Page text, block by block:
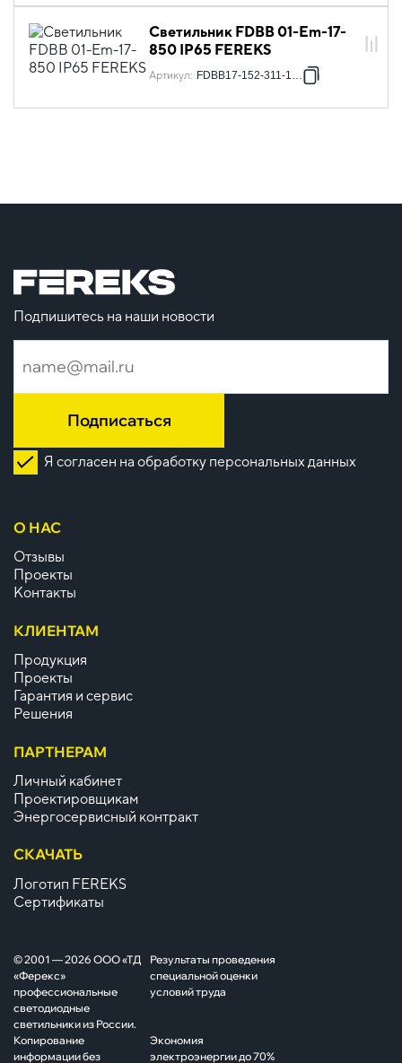
Светильник FDBB 01-Em-17-
850 IP65 FEREKS
Артикул: FDBB17-152-311-1761
Подпишитесь на наши новости
Подписаться
Я согласен на обработку персональных данных
О НАС
Отзывы
Проекты
Контакты
КЛИЕНТАМ
Продукция
Проекты
Гарантия и сервис
Решения
ПАРТНЕРАМ
Личный кабинет
Проектировщикам
Энергосервисный контракт
СКАЧАТЬ
Логотип FEREKS
Сертификаты
© 2001 — 2026 ООО «ТД
«Ферекс»
профессиональные
светодиодные
светильники из России.
Результаты проведения
специальной оценки
условий труда
Копирование
информации без
Экономия
электроэнергии до 70%